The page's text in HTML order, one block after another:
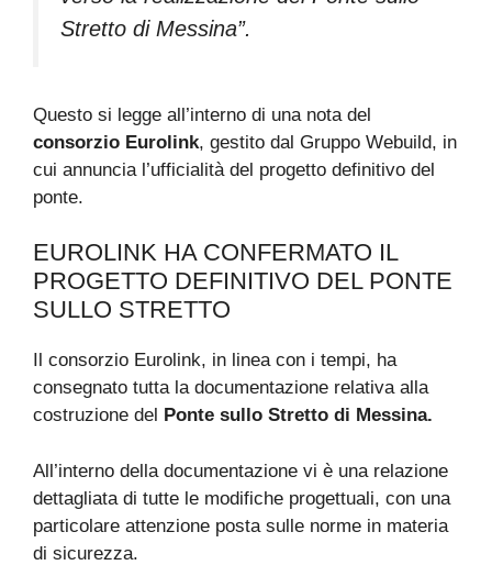
Stretto di Messina”.
Questo si legge all’interno di una nota del
consorzio Eurolink, gestito dal Gruppo Webuild, in
cui annuncia l’ufficialità del progetto definitivo del
ponte.
EUROLINK HA CONFERMATO IL
PROGETTO DEFINITIVO DEL PONTE
SULLO STRETTO
Il consorzio Eurolink, in linea con i tempi, ha
consegnato tutta la documentazione relativa alla
costruzione del
Ponte sullo Stretto di Messina.
All’interno della documentazione vi è una relazione
dettagliata di tutte le modifiche progettuali, con una
particolare attenzione posta sulle norme in materia
di sicurezza.